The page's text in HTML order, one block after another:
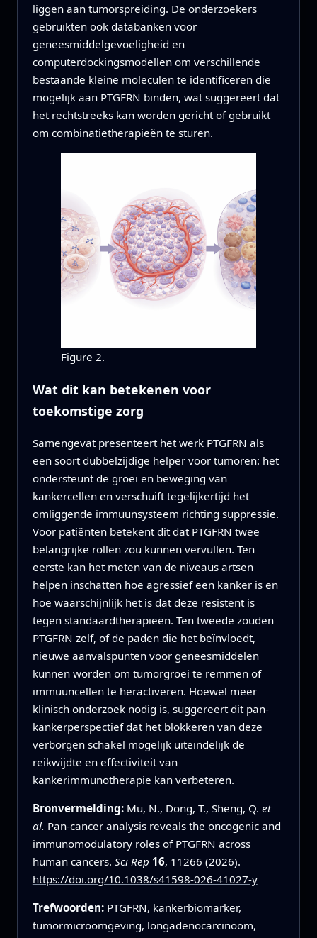
liggen aan tumorspreiding. De onderzoekers
gebruikten ook databanken voor
geneesmiddelgevoeligheid en
computerdockingsmodellen om verschillende
bestaande kleine moleculen te identificeren die
mogelijk aan PTGFRN binden, wat suggereert dat
het rechtstreeks kan worden gericht of gebruikt
om combinatietherapieën te sturen.
Figure 2.
Wat dit kan betekenen voor
toekomstige zorg
Samengevat presenteert het werk PTGFRN als
een soort dubbelzijdige helper voor tumoren: het
ondersteunt de groei en beweging van
kankercellen en verschuift tegelijkertijd het
omliggende immuunsysteem richting suppressie.
Voor patiënten betekent dit dat PTGFRN twee
belangrijke rollen zou kunnen vervullen. Ten
eerste kan het meten van de niveaus artsen
helpen inschatten hoe agressief een kanker is en
hoe waarschijnlijk het is dat deze resistent is
tegen standaardtherapieën. Ten tweede zouden
PTGFRN zelf, of de paden die het beïnvloedt,
nieuwe aanvalspunten voor geneesmiddelen
kunnen worden om tumorgroei te remmen of
immuuncellen te heractiveren. Hoewel meer
klinisch onderzoek nodig is, suggereert dit pan-
kankerperspectief dat het blokkeren van deze
verborgen schakel mogelijk uiteindelijk de
reikwijdte en effectiviteit van
kankerimmunotherapie kan verbeteren.
Bronvermelding: Mu, N., Dong, T., Sheng, Q. et
al. Pan-cancer analysis reveals the oncogenic and
immunomodulatory roles of PTGFRN across
human cancers. Sci Rep 16, 11266 (2026).
https://doi.org/10.1038/s41598-026-41027-y
Trefwoorden: PTGFRN, kankerbiomarker,
tumormicroomgeving, longadenocarcinoom,